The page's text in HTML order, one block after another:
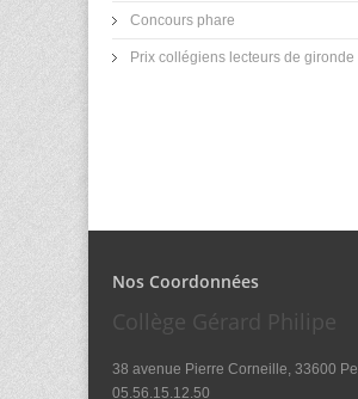
Concours phare
Prix collégiens lecteurs de gironde
Nos Coordonnées
Collège Gérard Philipe
38 avenue Pierre Corneille, 33600
05.56.15.12.50